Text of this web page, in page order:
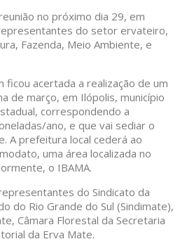
no próximo dia 29, em
do setor ervateiro,
Fazenda, Meio Ambiente, e
ficou acertada a realização de um
de março, em Ilópolis, município
correspondendo a
ano, e que vai sediar o
A prefeitura local cederá ao
uma área localizada no
o IBAMA.
do Sindicato da
do Rio Grande do Sul (Sindimate),
Câmara Florestal da Secretaria
da Erva Mate.